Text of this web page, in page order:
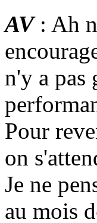
AV: Ah
n'y a pas
Pour
on
Je ne
au mois